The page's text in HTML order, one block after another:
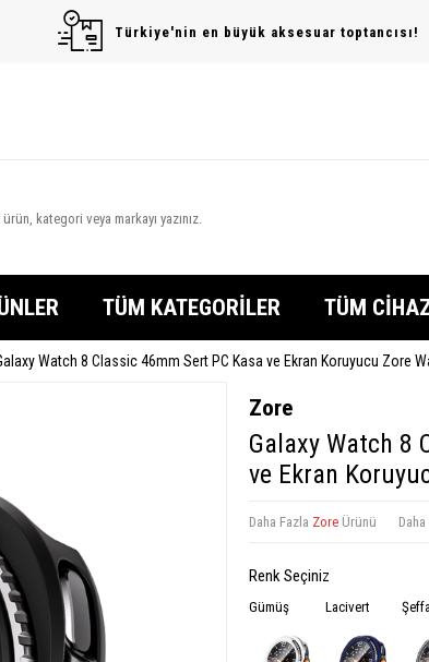
Türkiye'nin en büyük aksesuar toptancısı!
TÜM KATEGORİLER TÜM
Watch 8 Classic 46mm Sert PC Kasa ve Ekran Koruyucu Zore
Zore
Galaxy Watch 8
ve Ekran
Daha Fazla Zore Ürünü
Renk Seçiniz
Gümüş Lacivert